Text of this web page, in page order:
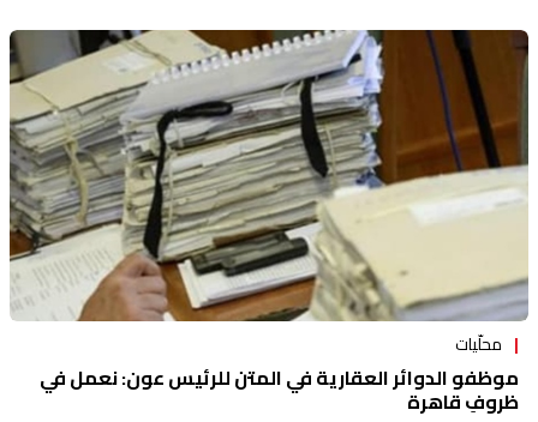
محلّيات
موظفو الدوائر العقارية في المتن للرئيس عون: نعمل في
ظروفٍ قاهرة